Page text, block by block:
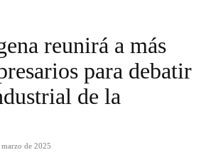
reunirá a más
para debatir
de la
marzo de 2025